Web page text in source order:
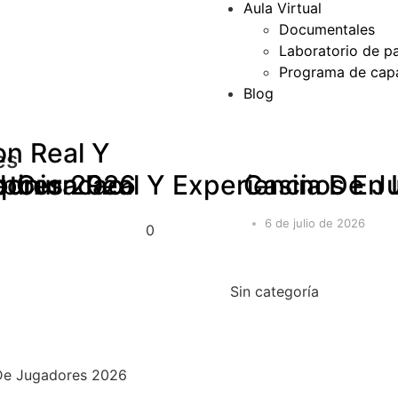
Aula Virtual
Documentales
Laboratorio de
Programa de
Blog
Real Y
2026
0
Casinos En
6 de julio de 2026
Sin categoría
Real Y Experiencia De
Curacao
Jugadores 2026